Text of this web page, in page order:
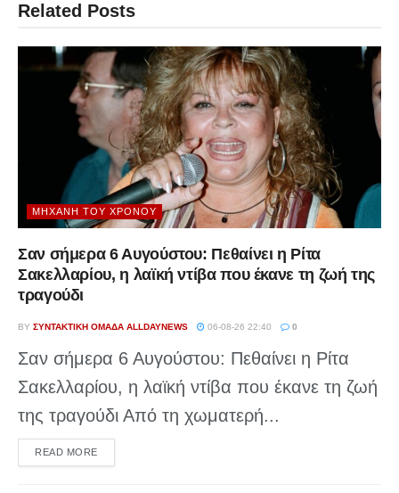
Related Posts
ΜΗΧΑΝΉ ΤΟΥ ΧΡΌΝΟΥ
Σαν σήμερα 6 Αυγούστου: Πεθαίνει η Ρίτα
Σακελλαρίου, η λαϊκή ντίβα που έκανε τη ζωή της
τραγούδι
BY ΣΥΝΤΑΚΤΙΚΉ ΟΜΆΔΑ ALLDAYNEWS 06-08-26 22:40 0
Σαν σήμερα 6 Αυγούστου: Πεθαίνει η Ρίτα
Σακελλαρίου, η λαϊκή ντίβα που έκανε τη ζωή
της τραγούδι Από τη χωματερή...
READ MOREDETAILS